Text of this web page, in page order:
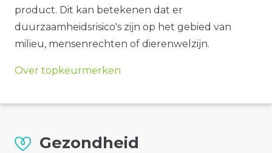
product. Dit kan betekenen dat er
duurzaamheidsrisico's zijn op het gebied van
milieu, mensenrechten of dierenwelzijn.
Over topkeurmerken
Gezondheid